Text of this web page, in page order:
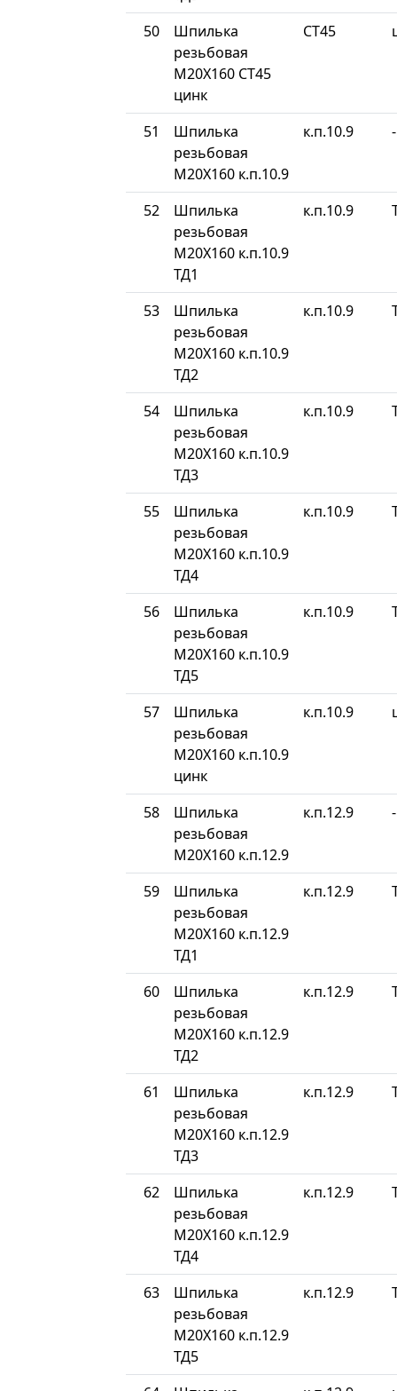
50
Шпилька
резьбовая
М20Х160 СТ45
цинк
СТ45
51
Шпилька
резьбовая
М20Х160 к.п.10.9
к.п.10.9 -
52
Шпилька
резьбовая
М20Х160 к.п.10.9
ТД1
к.п.10.9
53
Шпилька
резьбовая
М20Х160 к.п.10.9
ТД2
к.п.10.9
54
Шпилька
резьбовая
М20Х160 к.п.10.9
ТД3
к.п.10.9
55
Шпилька
резьбовая
М20Х160 к.п.10.9
ТД4
к.п.10.9
56
Шпилька
резьбовая
М20Х160 к.п.10.9
ТД5
к.п.10.9
57
Шпилька
резьбовая
М20Х160 к.п.10.9
цинк
к.п.10.9
58
Шпилька
резьбовая
М20Х160 к.п.12.9
к.п.12.9 -
59
Шпилька
резьбовая
М20Х160 к.п.12.9
ТД1
к.п.12.9
60
Шпилька
резьбовая
М20Х160 к.п.12.9
ТД2
к.п.12.9
61
Шпилька
резьбовая
М20Х160 к.п.12.9
ТД3
к.п.12.9
62
Шпилька
резьбовая
М20Х160 к.п.12.9
ТД4
к.п.12.9
63
Шпилька
резьбовая
М20Х160 к.п.12.9
ТД5
к.п.12.9